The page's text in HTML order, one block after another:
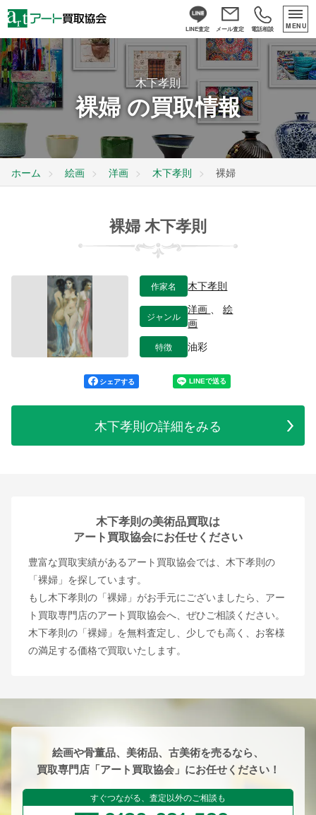
LINE査定 メール査定 電話相談 MENU
木下孝則
裸婦 の買取情報
ホーム 絵画 洋画 木下孝則 裸婦
裸婦 木下孝則
作家名 木下孝則
ジャンル
洋画 、絵
画
特徴 油彩
シェアする
木下孝則の詳細をみる
木下孝則の美術品買取は
アート買取協会にお任せください
豊富な買取実績があるアート買取協会では、木下孝則の
「裸婦」を探しています。
もし木下孝則の「裸婦」がお手元にございましたら、アー
ト買取専門店のアート買取協会へ、ぜひご相談ください。
木下孝則の「裸婦」を無料査定し、少しでも高く、お客様
の満足する価格で買取いたします。
絵画や骨董品、美術品、古美術を売るなら、
買取専門店「アート買取協会」にお任せください！
すぐつながる、査定以外のご相談も